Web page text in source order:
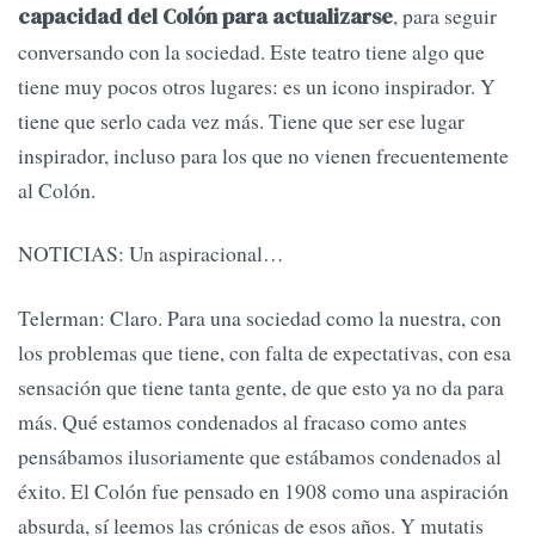
capacidad del Colón para actualizarse, para seguir
conversando con la sociedad. Este teatro tiene algo que
tiene muy pocos otros lugares: es un icono inspirador. Y
tiene que serlo cada vez más. Tiene que ser ese lugar
inspirador, incluso para los que no vienen frecuentemente
al Colón.
NOTICIAS: Un aspiracional…
Telerman: Claro. Para una sociedad como la nuestra, con
los problemas que tiene, con falta de expectativas, con esa
sensación que tiene tanta gente, de que esto ya no da para
más. Qué estamos condenados al fracaso como antes
pensábamos ilusoriamente que estábamos condenados al
éxito. El Colón fue pensado en 1908 como una aspiración
absurda, sí leemos las crónicas de esos años. Y mutatis